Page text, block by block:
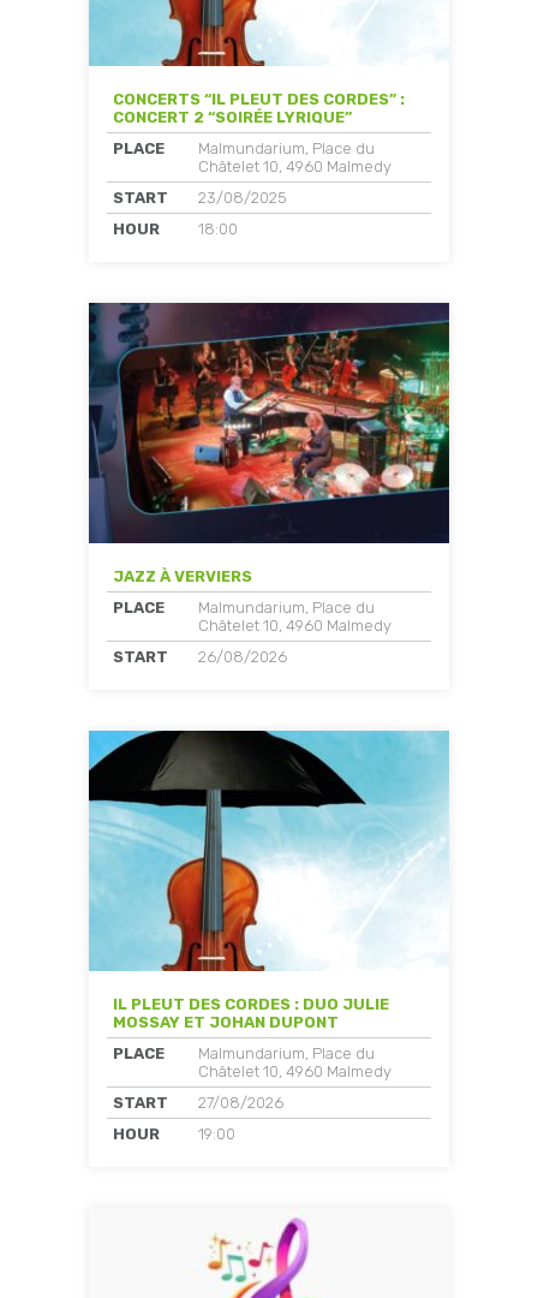
CONCERTS “IL PLEUT DES CORDES” :
CONCERT 2 “SOIRÉE LYRIQUE”
PLACE
Malmundarium, Place du
Châtelet 10, 4960 Malmedy
START
23/08/2025
HOUR
18:00
JAZZ À VERVIERS
PLACE
Malmundarium, Place du
Châtelet 10, 4960 Malmedy
START
26/08/2026
IL PLEUT DES CORDES : DUO JULIE
MOSSAY ET JOHAN DUPONT
PLACE
Malmundarium, Place du
Châtelet 10, 4960 Malmedy
START
27/08/2026
HOUR
19:00